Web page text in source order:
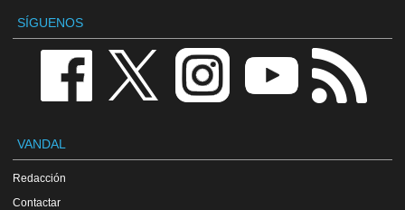
SÍGUENOS
VANDAL
Redacción
Contactar